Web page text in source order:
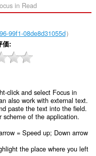
in Read‎
99f1-08de8d31055d）
価
click and select Focus in
also work with external text.
paste the text into the field.
of the application.
= Speed up; Down arrow
the place where you left